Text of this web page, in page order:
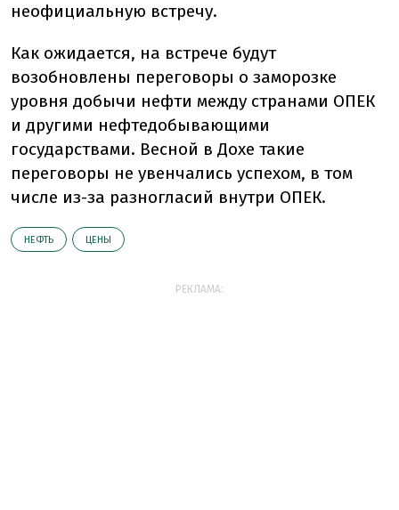
неофициальную встречу.
Как ожидается, на встрече будут
возобновлены переговоры о заморозке
уровня добычи нефти между странами ОПЕК
и другими нефтедобывающими
государствами. Весной в Дохе такие
переговоры не увенчались успехом, в том
числе из-за разногласий внутри ОПЕК.
НЕФТЬ ЦЕНЫ
РЕКЛАМА: